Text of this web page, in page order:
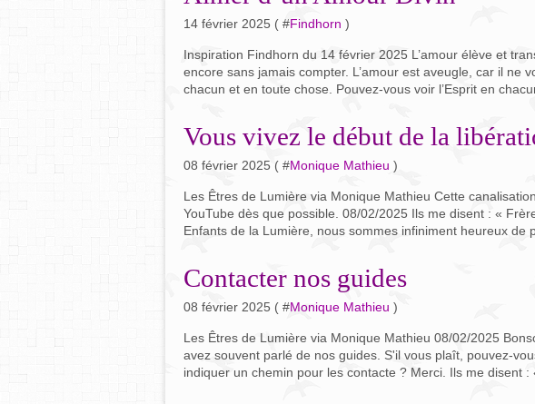
14 février 2025 ( #Findhorn )
Inspiration Findhorn du 14 février 2025 L’amour élève et
encore sans jamais compter. L’amour est aveugle, car il ne
chacun et en toute chose. Pouvez-vous voir l’Esprit en
Vous vivez le début de la
08 février 2025 ( #Monique Mathieu )
Les Êtres de Lumière via Monique Mathieu Cette
YouTube dès que possible. 08/02/2025 Ils me disent : «
Enfants de la Lumière, nous sommes infiniment heureux de
Contacter nos guides
08 février 2025 ( #Monique Mathieu )
Les Êtres de Lumière via Monique Mathieu 08/02/2025
avez souvent parlé de nos guides. S'il vous plaît, pouvez-
indiquer un chemin pour les contacte ? Merci. Ils me disent :